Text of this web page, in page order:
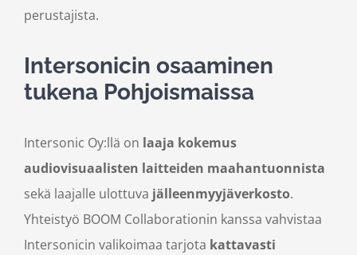
perustajista.
Intersonicin osaaminen
tukena Pohjoismaissa
Intersonic Oy:llä on laaja kokemus
audiovisuaalisten laitteiden maahantuonnista
sekä laajalle ulottuva jälleenmyyjäverkosto.
Yhteistyö BOOM Collaborationin kanssa vahvistaa
Intersonicin valikoimaa tarjota kattavasti